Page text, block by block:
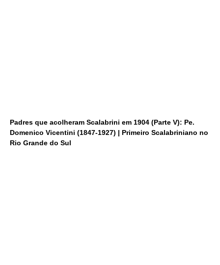
Padres que acolheram Scalabrini em 1904 (Parte V): Pe.
Domenico Vicentini (1847-1927) | Primeiro Scalabriniano no
Rio Grande do Sul